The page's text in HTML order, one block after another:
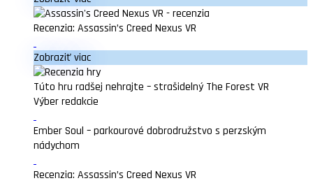
Recenzia: Assassin’s Creed Nexus VR
Zobraziť viac
Túto hru radšej nehrajte – strašidelný The Forest VR
Výber redakcie
Ember Soul – parkourové dobrodružstvo s perzským
nádychom
Recenzia: Assassin’s Creed Nexus VR